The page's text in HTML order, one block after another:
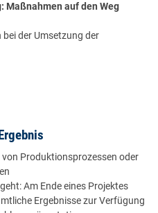
Maßnahmen auf den Weg
der Umsetzung der
Produktionsprozessen oder
Am Ende eines Projektes
Ergebnisse zur Verfügung